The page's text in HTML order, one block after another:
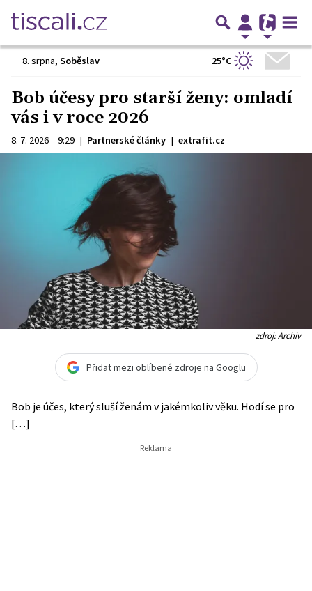
8. srpna, Soběslav 25°C
Bob účesy pro starší ženy: omladí
vás i v roce 2026
8. 7. 2026 – 9:29 | Partnerské články | extrafit.cz
zdroj: Archiv
Přidat mezi oblíbené zdroje na Googlu
Bob je účes, který sluší ženám v jakémkoliv věku. Hodí se pro
[…]